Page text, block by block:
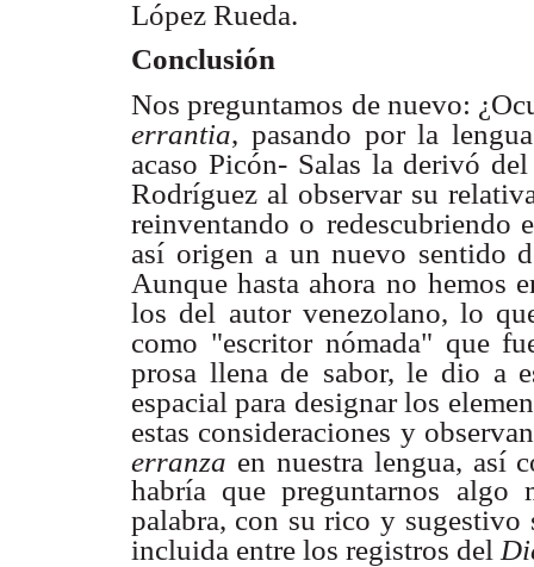
López Rueda.
Conclusión
Nos preguntamos de nuevo:
errantia, pasando por la lengua
acaso Picón- Salas la derivó
Rodríguez al observar su
reinventando o redescubriendo
así origen a un nuevo sentido
Aunque hasta ahora no hemos
los del autor venezolano, lo
como "escritor nómada" que
prosa llena de sabor, le dio a
espacial para designar los
estas consideraciones y
erranza en nuestra lengua, así
habría que preguntarnos algo
palabra, con su rico y sugestivo
incluida entre los registros del